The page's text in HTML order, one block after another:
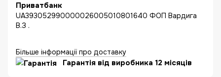
Приватбанк
UA393052990000026005010801640 ФОП Вардига
В.З .
Більше інформації про доставку
Гарантія від виробника 12 місяців